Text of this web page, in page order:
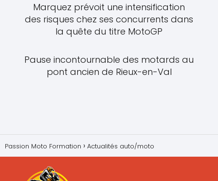
Marquez prévoit une intensification
des risques chez ses concurrents dans
la quête du titre MotoGP
Pause incontournable des motards au
pont ancien de Rieux-en-Val
Passion Moto Formation Actualités auto/moto